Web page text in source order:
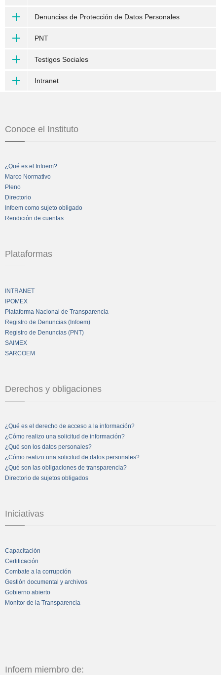
Denuncias de Protección de Datos Personales
PNT
Testigos Sociales
Intranet
Conoce el Instituto
¿Qué es el Infoem?
Marco Normativo
Pleno
Directorio
Infoem como sujeto obligado
Rendición de cuentas
Plataformas
INTRANET
IPOMEX
Plataforma Nacional de Transparencia
Registro de Denuncias (Infoem)
Registro de Denuncias (PNT)
SAIMEX
SARCOEM
Derechos y obligaciones
¿Qué es el derecho de acceso a la información?
¿Cómo realizo una solicitud de información?
¿Qué son los datos personales?
¿Cómo realizo una solicitud de datos personales?
¿Qué son las obligaciones de transparencia?
Directorio de sujetos obligados
Iniciativas
Capacitación
Certificación
Combate a la corrupción
Gestión documental y archivos
Gobierno abierto
Monitor de la Transparencia
Infoem miembro de: